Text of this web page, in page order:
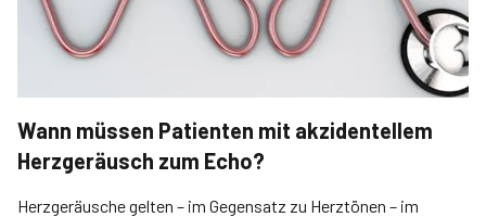
Wann müssen Patienten mit akzidentellem
Herzgeräusch zum Echo?
Herzgeräusche gelten – im Gegensatz zu Herztönen – im